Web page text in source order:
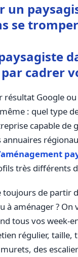
se
cadrer
Google
: quel type
capable de
annuaires
très différents
toujours de partir
à aménager ?
tous vos week-
régulier, taille,
des